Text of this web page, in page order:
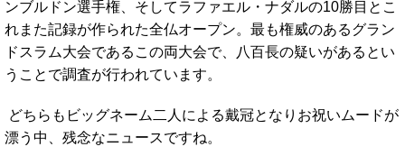
ンブルドン選手権、そしてラファエル・ナダルの10勝目とこ
れまた記録が作られた全仏オープン。最も権威のあるグラン
ドスラム大会であるこの両大会で、八百長の疑いがあるとい
うことで調査が行われています。
どちらもビッグネーム二人による戴冠となりお祝いムードが
漂う中、残念なニュースですね。